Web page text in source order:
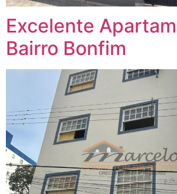
Excelente
Bairro Bonfim